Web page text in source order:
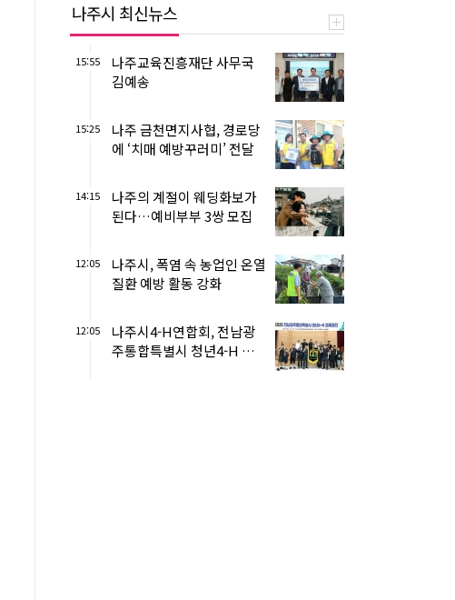
나주시 최신뉴스
15:55
나주교육진흥재단 사무국
김예송
15:25
나주 금천면지사협, 경로당
에 ‘치매 예방꾸러미’ 전달
14:15
나주의 계절이 웨딩화보가
된다…예비부부 3쌍 모집
12:05
나주시, 폭염 속 농업인 온열
질환 예방 활동 강화
12:05
나주시4-H연합회, 전남광
주통합특별시 청년4-H 과